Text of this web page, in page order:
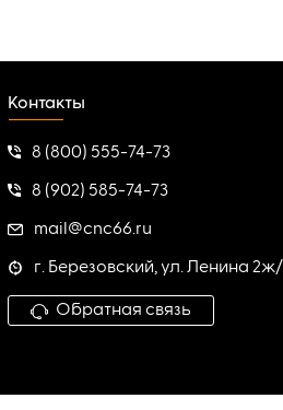
Контакты
8 (800) 555-74-73
8 (902) 585-74-73
mail@cnc66.ru
г. Березовский, ул. Ленина 2ж/1
Обратная связь